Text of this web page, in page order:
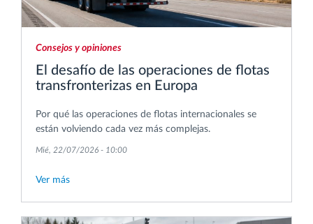
Consejos y opiniones
El desafío de las operaciones de flotas
transfronterizas en Europa
Por qué las operaciones de flotas internacionales se
están volviendo cada vez más complejas.
Mié, 22/07/2026 - 10:00
Ver más